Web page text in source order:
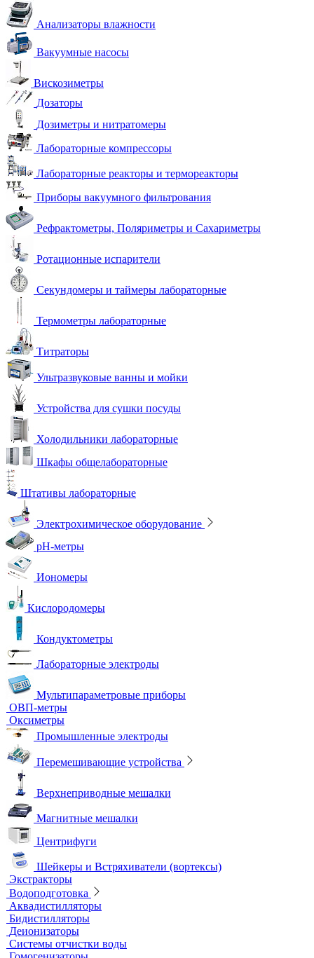
Анализаторы влажности
Вакуумные насосы
Вискозиметры
Дозаторы
Дозиметры и нитратомеры
Лабораторные компрессоры
Лабораторные реакторы и термореакторы
Приборы вакуумного фильтрования
Рефрактометры, Поляриметры и Сахариметры
Ротационные испарители
Секундомеры и таймеры лабораторные
Термометры лабораторные
Титраторы
Ультразвуковые ванны и мойки
Устройства для сушки посуды
Холодильники лабораторные
Шкафы общелабораторные
Штативы лабораторные
Электрохимическое оборудование
pH-метры
Иономеры
Кислородомеры
Кондуктометры
Лабораторные электроды
Мультипараметровые приборы
ОВП-метры
Оксиметры
Промышленные электроды
Перемешивающие устройства
Центрифуги
Шейкеры и Встряхиватели (вортексы)
Экстракторы
Водоподготовка